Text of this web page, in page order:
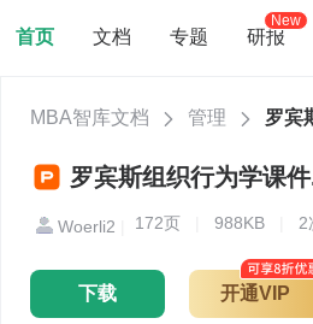
首页 文档 专题 研报
New
MBA智库文档 管理 罗宾
罗宾斯组织行为学课
Woerli2 172页 988KB 2
下载 开通VIP